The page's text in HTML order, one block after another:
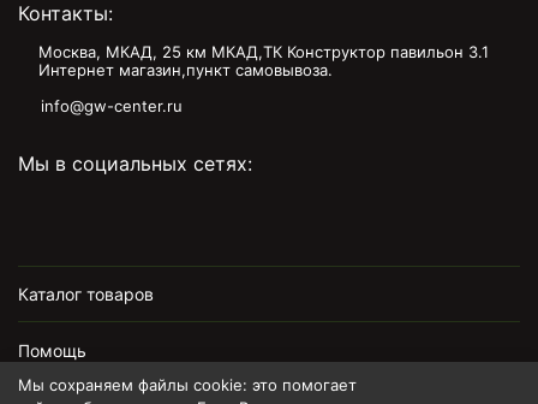
Контакты:
Москва, МКАД, 25 км МКАД,ТК Конструктор павильон З.1
Интернет магазин,пункт самовывоза.
info@gw-center.ru
Мы в социальных сетях:
Каталог товаров
Помощь
Мы сохраняем файлы cookie: это помогает